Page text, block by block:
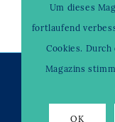
©
Um dieses
fortlaufend
Cookies.
Magazins
OK